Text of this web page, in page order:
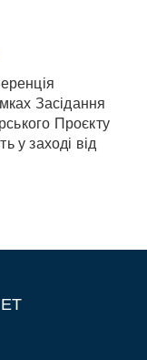
Засідання
Проєкту
у заході від